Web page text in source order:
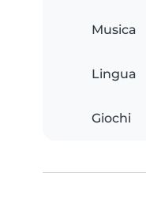
Musica
Lingua
Giochi